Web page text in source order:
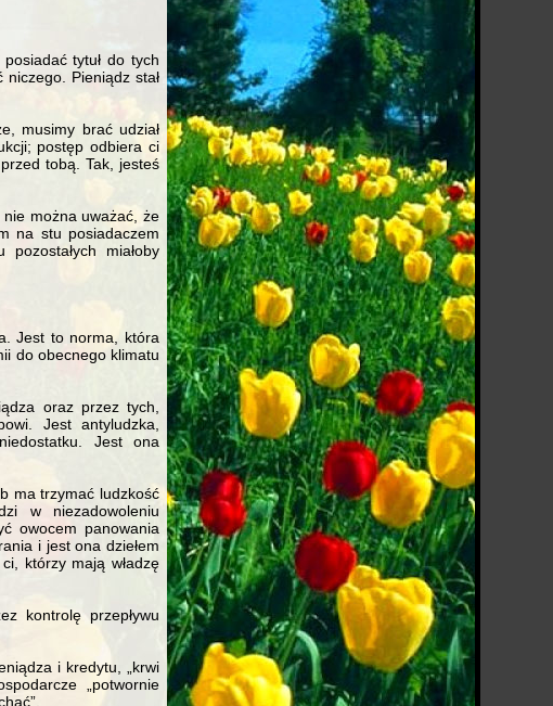
tytuł do tych
Pieniądz stał
musimy brać udział
postęp odbiera ci
tobą. Tak, jesteś
można uważać, że
na stu posiadaczem
miałoby
Jest to norma, która
do obecnego klimatu
oraz przez tych,
Jest antyludzka,
Jest ona
ma trzymać ludzkość
w niezadowoleniu
owocem panowania
i jest ona dziełem
którzy mają władzę
kontrolę przepływu
i kredytu, „krwi
„potwornie